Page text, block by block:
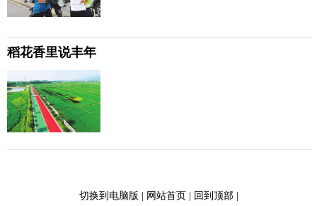
稻花香里说丰年
切换到电脑版 | 网站首页| 回到顶部|